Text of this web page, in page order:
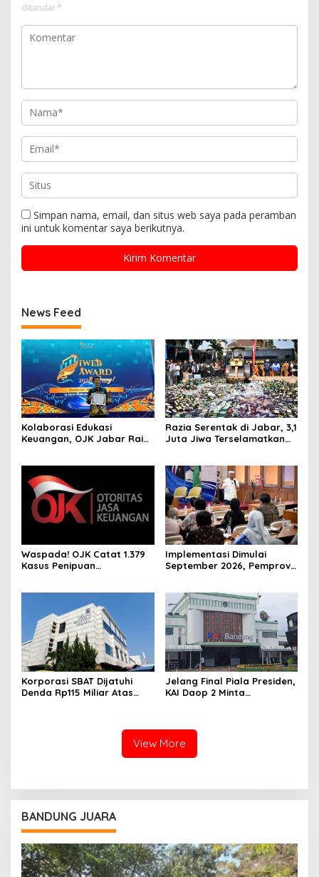
ditandai *
Simpan nama, email, dan situs web saya pada peramban
ini untuk komentar saya berikutnya.
News Feed
Kolaborasi Edukasi
Keuangan, OJK Jabar Raih
Razia Serentak di Jabar, 3,1
Juta Jiwa Terselamatkan
Waspada! OJK Catat 1.379
Kasus Penipuan
Implementasi Dimulai
September 2026, Pemprov
Korporasi SBAT Dijatuhi
Denda Rp115 Miliar Atas
Jelang Final Piala Presiden,
KAI Daop 2 Minta
View More
BANDUNG JUARA